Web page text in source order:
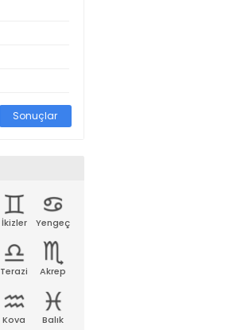
Sonuçlar
İkizler Yengeç
Terazi Akrep
Kova Balık